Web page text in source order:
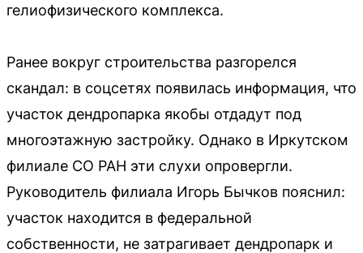
гелиофизического комплекса.
Ранее вокруг строительства разгорелся
скандал: в соцсетях появилась информация, что
участок дендропарка якобы отдадут под
многоэтажную застройку. Однако в Иркутском
филиале СО РАН эти слухи опровергли.
Руководитель филиала Игорь Бычков пояснил:
участок находится в федеральной
собственности, не затрагивает дендропарк и